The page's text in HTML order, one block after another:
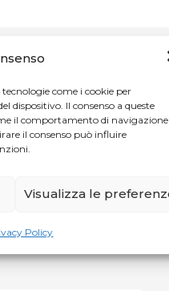
come i cookie per
dispositivo. Il consenso a queste
il comportamento di
il consenso può influire
Visualizza le
Policy